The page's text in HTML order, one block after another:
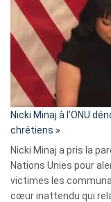
Nicki Minaj à l’ONU
chrétiens »
Nicki Minaj a pris la
Nations Unies pour
victimes les
cœur inattendu qui